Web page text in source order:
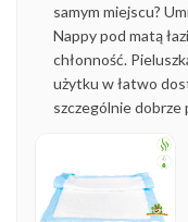
samym miejscu?
Nappy pod matą
chłonność.
użytku w łatwo
szczególnie